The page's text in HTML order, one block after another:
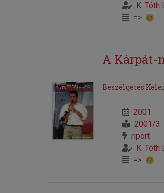
K. Tóth
=>
A Kárpát-
Beszélgetés
2001
2001/3
riport
K. Tóth
=>